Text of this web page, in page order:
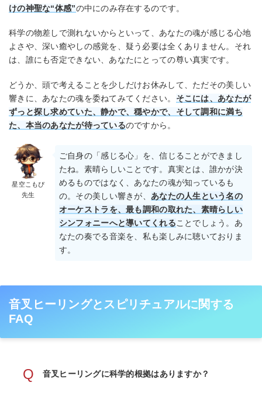
けの神聖な“体感”の中にのみ存在するのです。
科学の物差しで測れないからといって、あなたの魂が感じる心地
よさや、深い癒やしの感覚を、疑う必要は全くありません。それ
は、誰にも否定できない、あなたにとっての尊い真実です。
どうか、頭で考えることを少しだけお休みして、ただその美しい
響きに、あなたの魂を委ねてみてください。 そこには、あなたが
ずっと探し求めていた、静かで、穏やかで、そして調和に満ち
た、本当のあなたが待っているのですから。
星空こもぴ
先生
ご自身の「感じる心」を、信じることができまし
たね。素晴らしいことです。真実とは、誰かが決
めるものではなく、あなたの魂が知っているも
の。その美しい響きが、 あなたの人生という名の
オーケストラを、最も調和の取れた、素晴らしい
シンフォニーへと導いてくれることでしょう。あ
なたの奏でる音楽を、私も楽しみに聴いておりま
す。
音叉ヒーリングとスピリチュアルに関する
FAQ
Q 音叉ヒーリングに科学的根拠はありますか？